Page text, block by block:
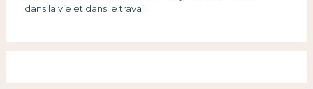
dans la vie et dans le travail.